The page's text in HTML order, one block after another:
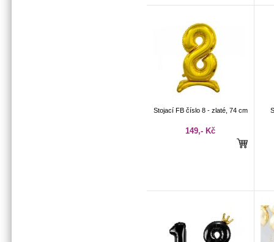
Stojací FB číslo 8 - zlaté, 74 cm
149,- Kč